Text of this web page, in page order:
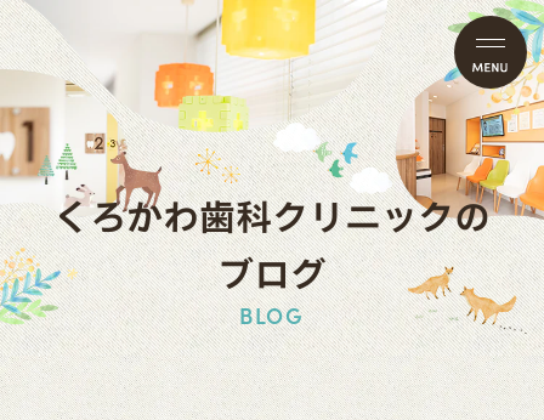
くろかわ歯科クリニックの
ブログ
BLOG